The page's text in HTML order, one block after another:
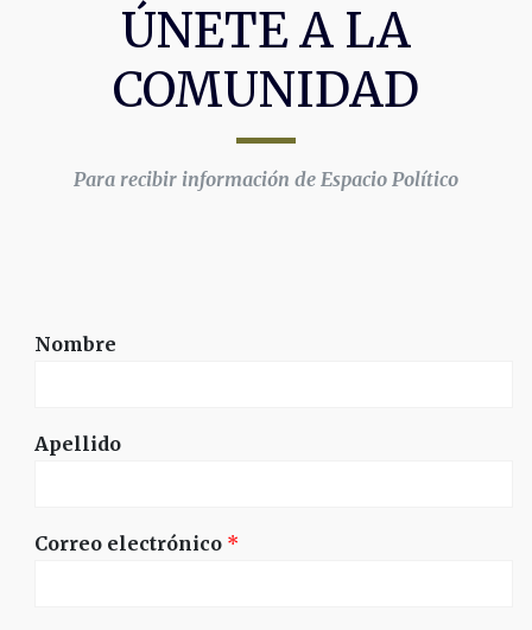
ÚNETE A LA
COMUNIDAD
Para recibir información de Espacio Político
Nombre
Apellido
Correo electrónico *